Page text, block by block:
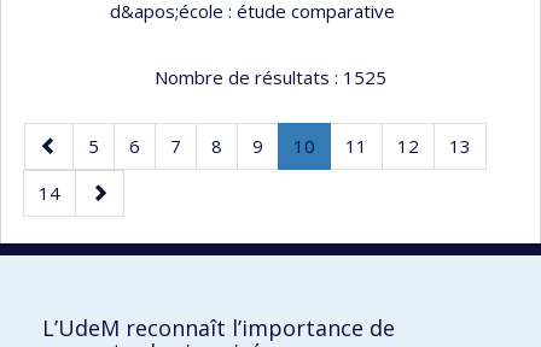
d&apos;école : étude comparative
Nombre de résultats : 1525
Page
précédente
Page
5 Page
6 Page
7 Page
8 Page
9 Page
10
Page
Page
11 Page
12 Page
13
Page
14
Page
suivante
L’UdeM reconnaît l’importance de